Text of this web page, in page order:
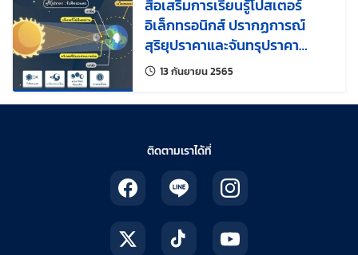
สื่อเสริมการเรียนรู้โปสเตอร์
อิเล็กทรอนิกส์ ปรากฏการณ์
สุริยุปราคาและจันทรุปราคา
สสวท. จัดให้ชวนใช้ฟรี เพิ่มความ
13 กันยายน 2565แก้ไขล่าสุดเมื่อ:
ติดตามเราได้ที่